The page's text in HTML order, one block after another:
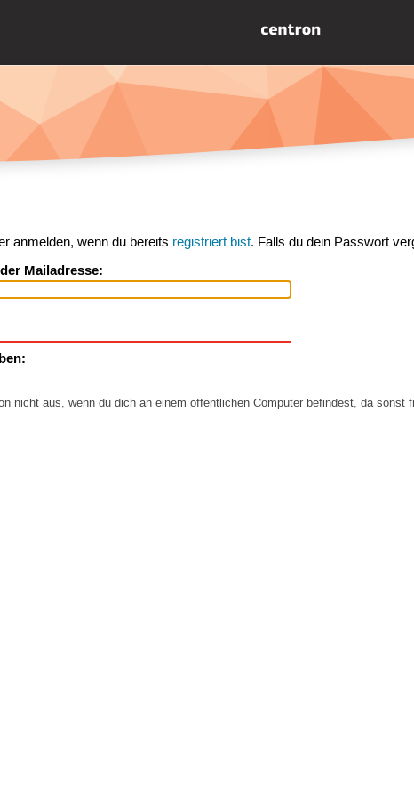
anmelden, wenn du bereits registriert bist. Falls du dein Passwort
Mailadresse:
nicht aus, wenn du dich an einem öffentlichen Computer befindest, da sonst